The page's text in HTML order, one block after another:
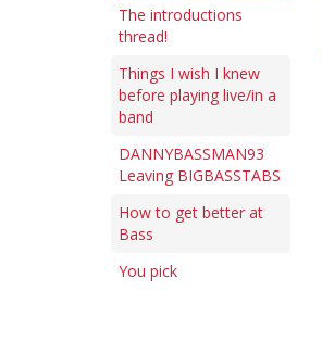
The introductions
thread!
Things I wish I knew
before playing live/in a
band
DANNYBASSMAN93
Leaving BIGBASSTABS
How to get better at
Bass
You pick